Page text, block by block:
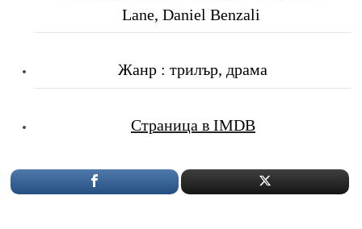
Lane, Daniel Benzali
Жанр : трилър, драма
Страница в IMDB